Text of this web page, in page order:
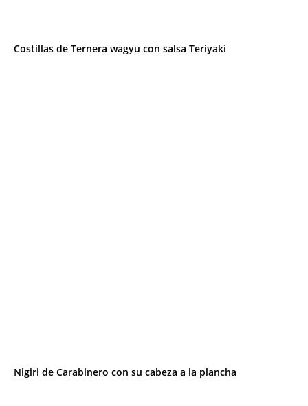
Costillas de Ternera wagyu con salsa Teriyaki
Nigiri de Carabinero con su cabeza a la plancha